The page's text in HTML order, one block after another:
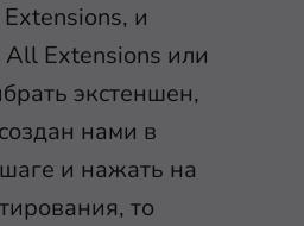
и
Extensions или
экстеншен,
нами в
и нажать на
то